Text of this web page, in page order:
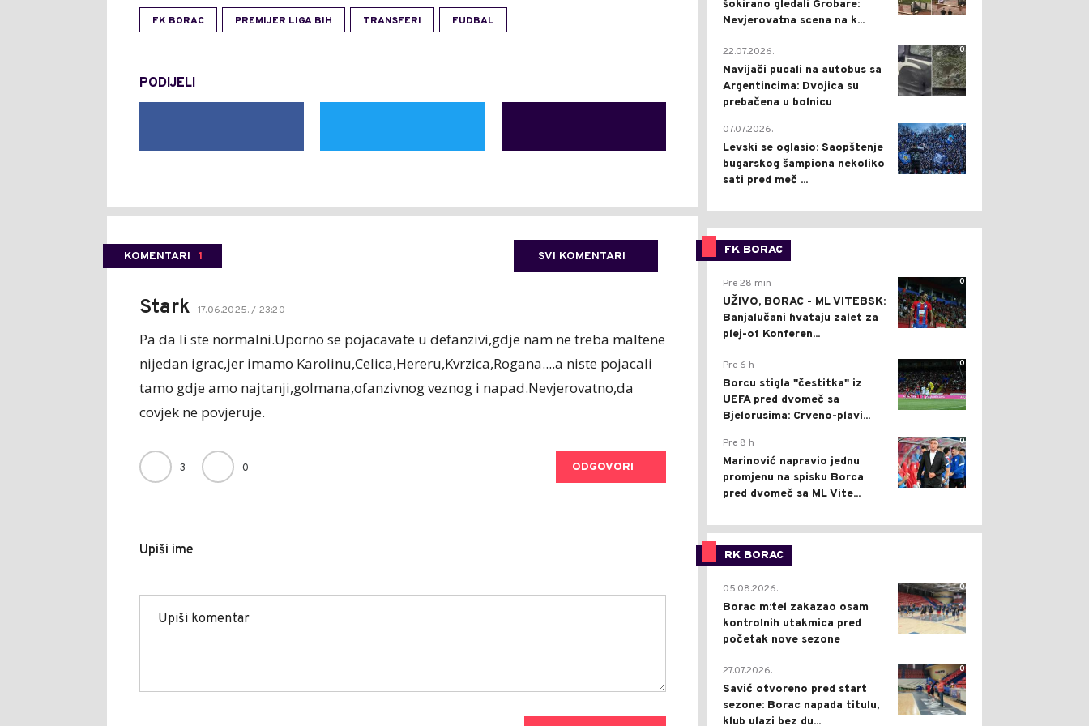
FK BORAC PREMIJER LIGA BIH TRANSFERI FUDBAL
PODIJELI
KOMENTARI 1 SVI KOMENTARI
Stark 17.06.2025. / 23:20
Pa da li ste normalni.Uporno se pojacavate u defanzivi,gdje nam ne treba maltene
nijedan igrac,jer imamo Karolinu,Celica,Hereru,Kvrzica,Rogana....a niste pojacali
tamo gdje amo najtanji,golmana,ofanzivnog veznog i napad.Nevjerovatno,da
covjek ne povjeruje.
3 0 ODGOVORI
Upiši ime
šokirano gledali Grobare:
Nevjerovatna scena na k...
0
22.07.2026.
Navijači pucali na autobus sa
Argentincima: Dvojica su
prebačena u bolnicu
1
07.07.2026.
Levski se oglasio: Saopštenje
bugarskog šampiona nekoliko
sati pred meč ...
FK BORAC
0
Pre 28 min
UŽIVO, BORAC - ML VITEBSK:
Banjalučani hvataju zalet za
plej-of Konferen...
0
Pre 6 h
Borcu stigla "čestitka" iz
UEFA pred dvomeč sa
Bjelorusima: Crveno-plavi...
0
Pre 8 h
Marinović napravio jednu
promjenu na spisku Borca
pred dvomeč sa ML Vite...
RK BORAC
0
05.08.2026.
Borac m:tel zakazao osam
kontrolnih utakmica pred
početak nove sezone
0
27.07.2026.
Savić otvoreno pred start
sezone: Borac napada titulu,
klub ulazi bez du...